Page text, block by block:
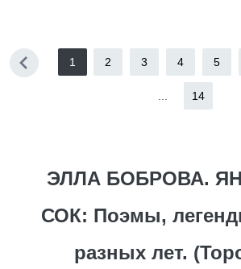
1 2 3 4 5
14
ЭЛЛА БОБРОВА.
СОК: Поэмы,
разных лет.